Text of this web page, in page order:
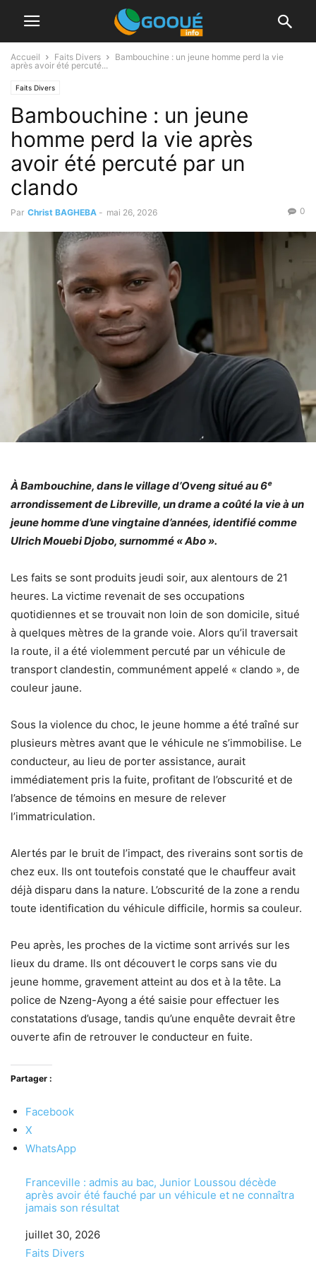
Accueil Faits Divers
Bambouchine : un jeune homme perd la vie
après avoir été percuté...
Faits Divers
Bambouchine : un jeune
homme perd la vie après
avoir été percuté par un
clando
Par Christ BAGHEBA - mai 26, 2026 0
À Bambouchine, dans le village d’Oveng situé au 6ᵉ
arrondissement de Libreville, un drame a coûté la vie à un
jeune homme d’une vingtaine d’années, identifié comme
Ulrich Mouebi Djobo, surnommé « Abo ».
Les faits se sont produits jeudi soir, aux alentours de 21
heures. La victime revenait de ses occupations
quotidiennes et se trouvait non loin de son domicile, situé
à quelques mètres de la grande voie. Alors qu’il traversait
la route, il a été violemment percuté par un véhicule de
transport clandestin, communément appelé « clando », de
couleur jaune.
Sous la violence du choc, le jeune homme a été traîné sur
plusieurs mètres avant que le véhicule ne s’immobilise. Le
conducteur, au lieu de porter assistance, aurait
immédiatement pris la fuite, profitant de l’obscurité et de
l’absence de témoins en mesure de relever
l’immatriculation.
Alertés par le bruit de l’impact, des riverains sont sortis de
chez eux. Ils ont toutefois constaté que le chauffeur avait
déjà disparu dans la nature. L’obscurité de la zone a rendu
toute identification du véhicule difficile, hormis sa couleur.
Peu après, les proches de la victime sont arrivés sur les
lieux du drame. Ils ont découvert le corps sans vie du
jeune homme, gravement atteint au dos et à la tête. La
police de Nzeng-Ayong a été saisie pour effectuer les
constatations d’usage, tandis qu’une enquête devrait être
ouverte afin de retrouver le conducteur en fuite.
Partager :
Facebook
X
WhatsApp
Franceville : admis au bac, Junior Loussou décède
après avoir été fauché par un véhicule et ne connaîtra
jamais son résultat
Date
juillet 30, 2026
Par rapport à
Faits Divers